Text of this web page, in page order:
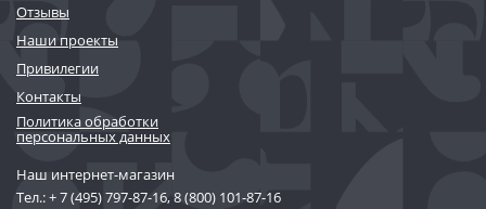
Отзывы
Наши проекты
Привилегии
Контакты
Политика обработки
персональных данных
Наш интернет-магазин
Тел.:+ 7 (495) 797-87-16,8 (800) 101-87-16